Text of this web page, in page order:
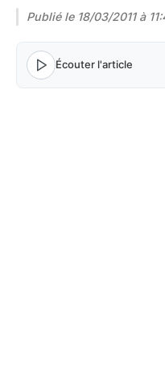
Publié le 18/03/2011 à
Écouter l'article